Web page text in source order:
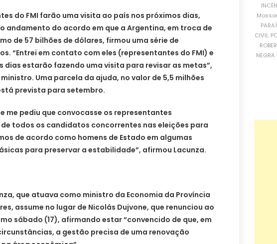
do FMI farão uma visita ao país nos próximos dias,
andamento do acordo em que a Argentina, em troca de
de 57 bilhões de dólares, firmou uma série de
“Entrei em contato com eles (representantes do FMI) e
dias estarão fazendo uma visita para revisar as metas”,
Uma parcela da ajuda, no valor de 5,5 milhões
prevista para setembro.
me pediu que convocasse os representantes
todos os candidatos concorrentes nas eleições para
de acordo como homens de Estado em algumas
para preservar a estabilidade”, afirmou Lacunza.
que atuava como ministro da Economia da Província
assume no lugar de Nicolás Dujvone, que renunciou ao
sábado (17), afirmando estar “convencido de que, em
a gestão precisa de uma renovação
CIVIL
NEGRA